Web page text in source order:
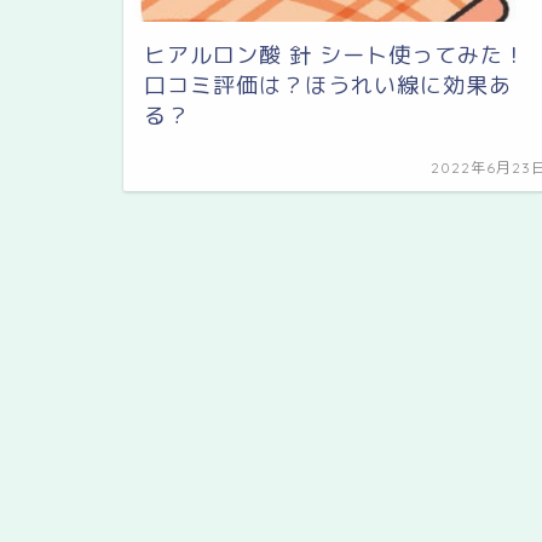
ヒアルロン酸 針 シート使ってみた！
口コミ評価は？ほうれい線に効果あ
る？
2022年6月23